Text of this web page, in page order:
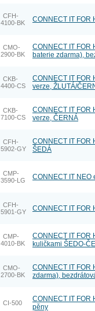
CFH-
4100-BK
CONNECT IT FOR
CMO-
2900-BK
CONNECT IT FOR
baterie zdarma),
CKB-
4400-CS
CONNECT IT FOR
verze, ŽLUTÁ/
CKB-
7100-CS
CONNECT IT FOR
verze, ČERNÁ
CFH-
5902-GY
CONNECT IT FOR
ŠEDÁ
CMP-
3590-LG
CONNECT IT
CFH-
5901-GY
CONNECT IT FOR
CMP-
4010-BK
CONNECT IT FOR
kuličkami ŠEDO-
CMO-
2700-BK
CONNECT IT FOR
zdarma),
CI-500
CONNECT IT FOR
pěny